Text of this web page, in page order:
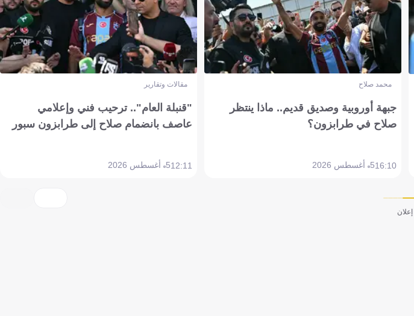
محمد صلاح
جبهة أوروبية وصديق قديم.. ماذا ينتظر
صلاح في طرابزون؟
16:105 أغسطس 2026
مقالات وتقارير
"قنبلة العام".. ترحيب فني وإعلامي
عاصف بانضمام صلاح إلى طرابزون سبور
12:115 أغسطس 2026
إعلان